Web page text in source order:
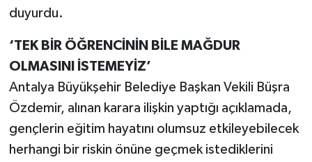
duyurdu.
‘TEK BİR ÖĞRENCİNİN BİLE MAĞDUR
OLMASINI İSTEMEYİZ’
Antalya Büyükşehir Belediye Başkan Vekili Büşra
Özdemir, alınan karara ilişkin yaptığı açıklamada,
gençlerin eğitim hayatını olumsuz etkileyebilecek
herhangi bir riskin önüne geçmek istediklerini